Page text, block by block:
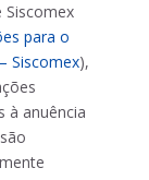
para o
Siscomex),
à anuência